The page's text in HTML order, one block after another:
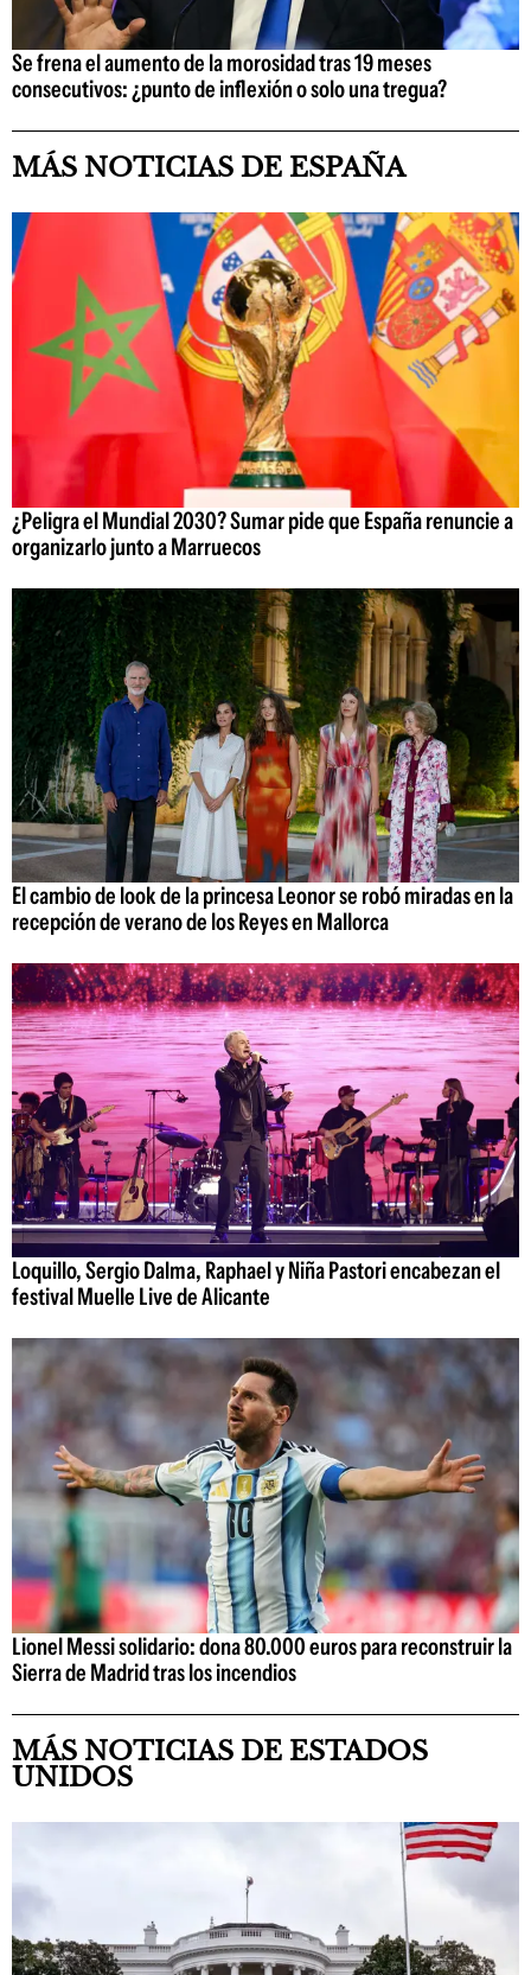
Se frena el aumento de la morosidad tras 19 meses
consecutivos: ¿punto de inflexión o solo una tregua?
MÁS NOTICIAS DE ESPAÑA
¿Peligra el Mundial 2030? Sumar pide que España renuncie a
organizarlo junto a Marruecos
El cambio de look de la princesa Leonor se robó miradas en la
recepción de verano de los Reyes en Mallorca
Loquillo, Sergio Dalma, Raphael y Niña Pastori encabezan el
festival Muelle Live de Alicante
Lionel Messi solidario: dona 80.000 euros para reconstruir la
Sierra de Madrid tras los incendios
MÁS NOTICIAS DE ESTADOS
UNIDOS